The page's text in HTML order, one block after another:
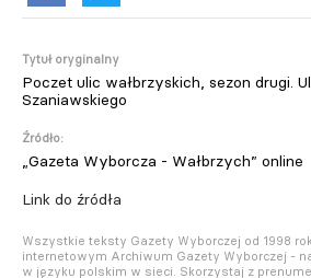
Tytuł oryginalny
Poczet ulic wałbrzyskich, sezon drugi.
Szaniawskiego
Źródło:
„Gazeta Wyborcza - Wałbrzych” online
Link do źródła
Wszystkie teksty Gazety Wyborczej od 1998
internetowym Archiwum Gazety Wyborczej -
w języku polskim w sieci. Skorzystaj z